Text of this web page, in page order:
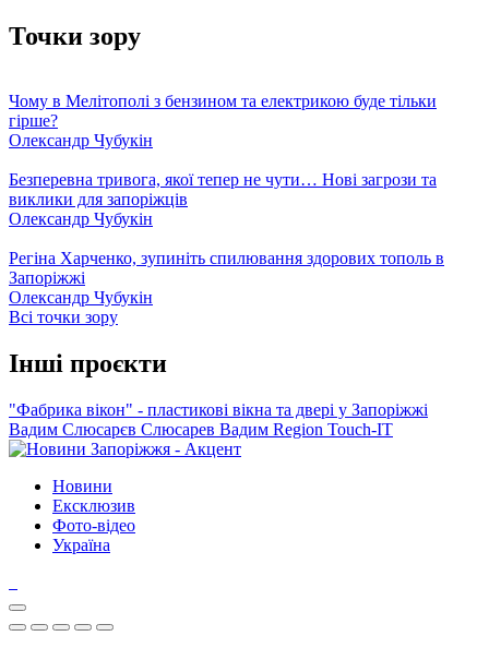
Точки зору
Чому в Мелітополі з бензином та електрикою буде тільки
гірше?
Олександр Чубукін
Безперевна тривога, якої тепер не чути… Нові загрози та
виклики для запоріжців
Олександр Чубукін
Регіна Харченко, зупиніть спилювання здорових тополь в
Запоріжжі
Олександр Чубукін
Всі точки зору
Інші проєкти
"Фабрика вікон" - пластикові вікна та двері у Запоріжжі
Вадим Слюсарєв Слюсарев Вадим Region Touch-IT
Новини
Ексклюзив
Фото-відео
Україна